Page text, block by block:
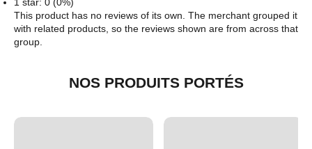
1 star: 0 (0%)
This product has no reviews of its own. The merchant grouped it
with related products, so the reviews shown are from across that
group.
NOS PRODUITS PORTÉS